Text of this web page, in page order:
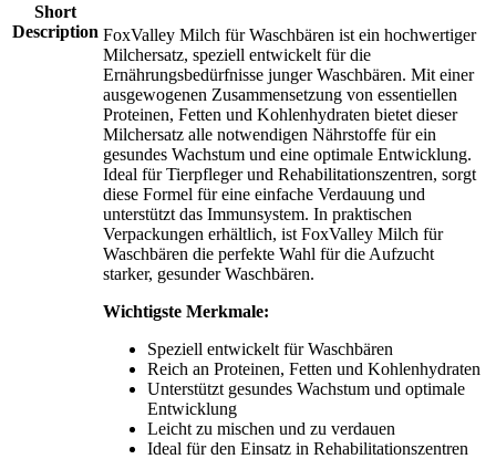
Short
Description FoxValley Milch für Waschbären ist ein hochwertiger
Milchersatz, speziell entwickelt für die
Ernährungsbedürfnisse junger Waschbären. Mit einer
ausgewogenen Zusammensetzung von essentiellen
Proteinen, Fetten und Kohlenhydraten bietet dieser
Milchersatz alle notwendigen Nährstoffe für ein
gesundes Wachstum und eine optimale Entwicklung.
Ideal für Tierpfleger und Rehabilitationszentren, sorgt
diese Formel für eine einfache Verdauung und
unterstützt das Immunsystem. In praktischen
Verpackungen erhältlich, ist FoxValley Milch für
Waschbären die perfekte Wahl für die Aufzucht
starker, gesunder Waschbären.
Wichtigste Merkmale:
Speziell entwickelt für Waschbären
Reich an Proteinen, Fetten und Kohlenhydraten
Unterstützt gesundes Wachstum und optimale
Entwicklung
Leicht zu mischen und zu verdauen
Ideal für den Einsatz in Rehabilitationszentren